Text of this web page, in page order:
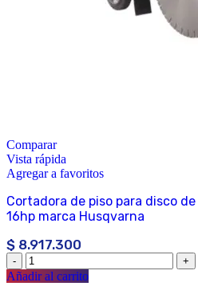
Comparar
Vista rápida
Agregar a favoritos
Cortadora de piso para disco
16hp marca Husqvarna
$ 8.917.300
Añadir al carrito